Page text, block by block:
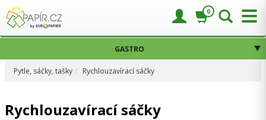
GASTRO
Pytle, sáčky, tašky Rychlouzavírací sáčky
Rychlouzavírací sáčky
0